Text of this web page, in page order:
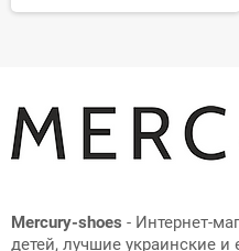
Mercury-shoes - Интернет-
детей, лучшие украинские